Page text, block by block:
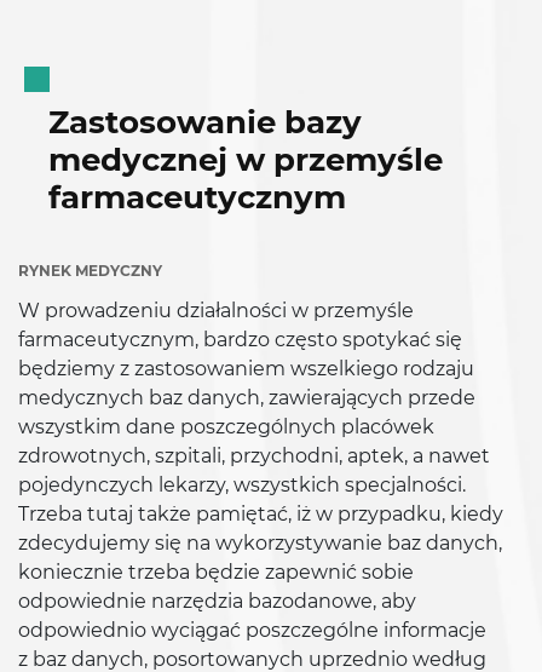
Zastosowanie bazy
medycznej w przemyśle
farmaceutycznym
RYNEK MEDYCZNY
W prowadzeniu działalności w przemyśle
farmaceutycznym, bardzo często spotykać się
będziemy z zastosowaniem wszelkiego rodzaju
medycznych baz danych, zawierających przede
wszystkim dane poszczególnych placówek
zdrowotnych, szpitali, przychodni, aptek, a nawet
pojedynczych lekarzy, wszystkich specjalności.
Trzeba tutaj także pamiętać, iż w przypadku, kiedy
zdecydujemy się na wykorzystywanie baz danych,
koniecznie trzeba będzie zapewnić sobie
odpowiednie narzędzia bazodanowe, aby
odpowiednio wyciągać poszczególne informacje
z baz danych, posortowanych uprzednio według